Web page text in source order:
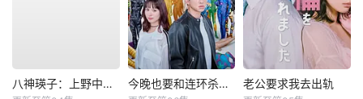
八神瑛子：上野中央署组织犯罪对策课 今晚也要和连环杀手约会 老公要求我去出轨